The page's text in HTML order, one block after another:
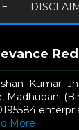
Kumar
Madhubani
More